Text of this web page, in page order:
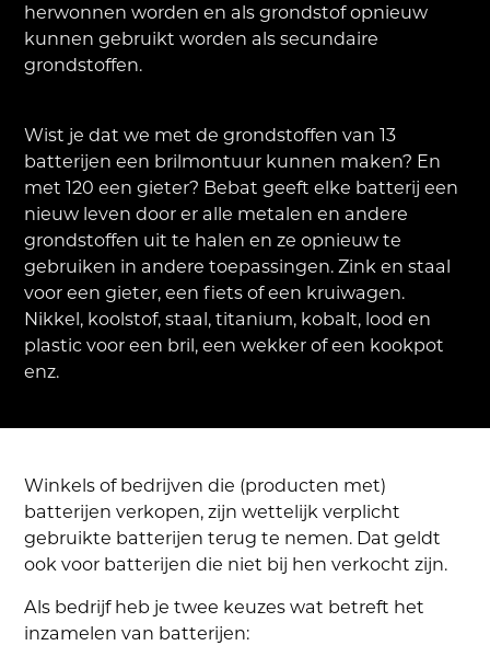
herwonnen worden en als grondstof opnieuw
kunnen gebruikt worden als secundaire
grondstoffen.
Wist je dat we met de grondstoffen van 13
batterijen een brilmontuur kunnen maken? En
met 120 een gieter? Bebat geeft elke batterij een
nieuw leven door er alle metalen en andere
grondstoffen uit te halen en ze opnieuw te
gebruiken in andere toepassingen. Zink en staal
voor een gieter, een fiets of een kruiwagen.
Nikkel, koolstof, staal, titanium, kobalt, lood en
plastic voor een bril, een wekker of een kookpot
enz.
Winkels of bedrijven die (producten met)
batterijen verkopen, zijn wettelijk verplicht
gebruikte batterijen terug te nemen. Dat geldt
ook voor batterijen die niet bij hen verkocht zijn.
Als bedrijf heb je twee keuzes wat betreft het
inzamelen van batterijen: